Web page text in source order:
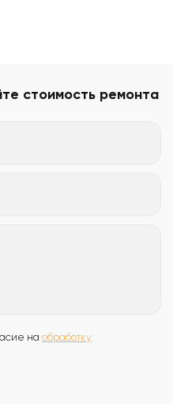
стоимость ремонта
на обработку